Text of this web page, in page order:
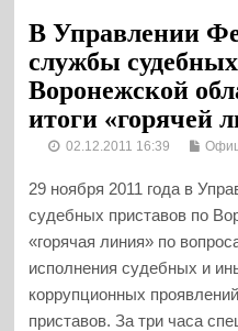
В Управлении
службы
Воронежской
итоги «горячей
02.12.2011 16:39
29 ноября 2011 года в
судебных приставов по
«горячая линия» по
исполнения судебных и
коррупционных
приставов. За три часа